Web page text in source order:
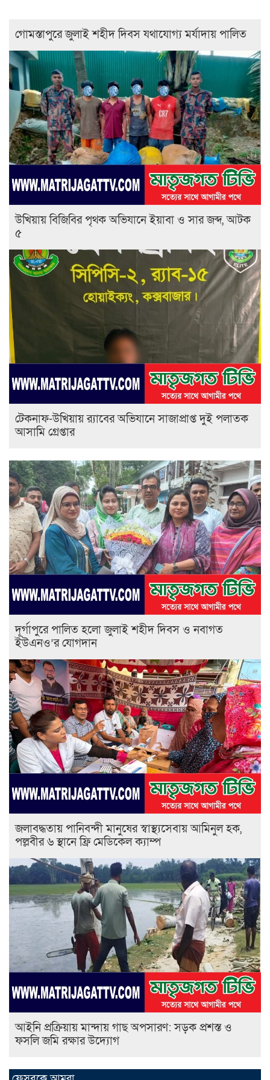
গোমস্তাপুরে জুলাই শহীদ দিবস যথাযোগ্য মর্যাদায় পালিত
উখিয়ায় বিজিবির পৃথক অভিযানে ইয়াবা ও সার জব্দ, আটক
৫
টেকনাফ-উখিয়ায় র‌্যাবের অভিযানে সাজাপ্রাপ্ত দুই পলাতক
আসামি গ্রেপ্তার
‎দূর্গাপুরে পালিত হলো জুলাই শহীদ দিবস ও নবাগত
ইউএনও’র যোগদান ‎
জলাবদ্ধতায় পানিবন্দী মানুষের স্বাস্থ্যসেবায় আমিনুল হক,
পল্লবীর ৬ স্থানে ফ্রি মেডিকেল ক্যাম্প
আইনি প্রক্রিয়ায় মান্দায় গাছ অপসারণ: সড়ক প্রশস্ত ও
ফসলি জমি রক্ষার উদ্যোগ